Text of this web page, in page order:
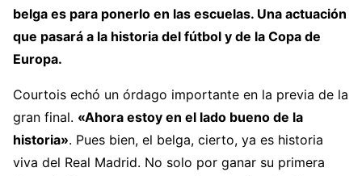
belga es para ponerlo en las escuelas. Una actuación
que pasará a la historia del fútbol y de la Copa de
Europa.
Courtois echó un órdago importante en la previa de la
gran final. «Ahora estoy en el lado bueno de la
historia». Pues bien, el belga, cierto, ya es historia
viva del Real Madrid. No solo por ganar su primera